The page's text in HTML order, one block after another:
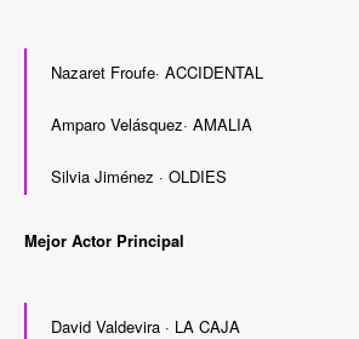
Nazaret Froufe· ACCIDENTAL
Amparo Velásquez· AMALIA
Silvia Jiménez · OLDIES
Mejor Actor Principal
David Valdevira · LA CAJA